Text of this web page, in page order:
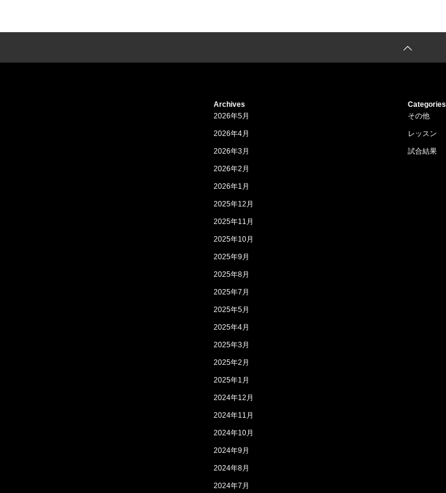
Archives
2026年5月
2026年4月
2026年3月
2026年2月
2026年1月
2025年12月
2025年11月
2025年10月
2025年9月
2025年8月
2025年7月
2025年5月
2025年4月
2025年3月
2025年2月
2025年1月
2024年12月
2024年11月
2024年10月
2024年9月
2024年8月
2024年7月
Categories
その他
レッスン
試合結果